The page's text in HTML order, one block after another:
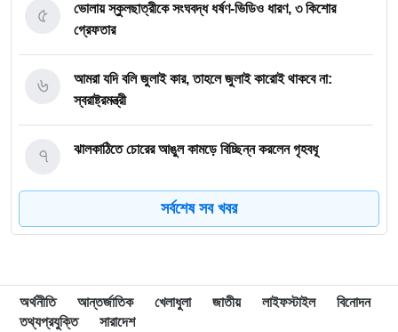
ভোলায় স্কুলছাত্রীকে সংঘবদ্ধ ধর্ষণ-ভিডিও ধারণ, ৩ কিশোর
গ্রেফতার
৫
আমরা যদি বলি জুলাই কার, তাহলে জুলাই কারোই থাকবে না:
স্বরাষ্ট্রমন্ত্রী
৬
ঝালকাঠিতে চোরের আঙুল কামড়ে বিচ্ছিন্ন করলেন গৃহবধূ
৭
ছাত্রকে দিয়ে এইচএসসির খাতা মূল্যায়নের অভিযাগে শিক্ষক বরখাস্ত
৮
৯
সর্বশেষ সব খবর
অর্থনীতি আন্তর্জাতিক খেলাধুলা জাতীয় লাইফস্টাইল
বিনোদন
তথ্যপ্রযুক্তি
সারাদেশ